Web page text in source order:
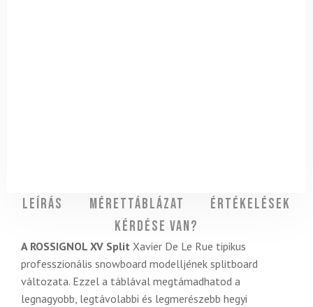
Leírás Mérettáblázat
Értékelések
Kérdése van?
A ROSSIGNOL XV Split Xavier De Le Rue tipikus
professzionális snowboard modelljének splitboard
változata. Ezzel a táblával megtámadhatod a
legnagyobb, legtávolabbi és legmerészebb hegyi